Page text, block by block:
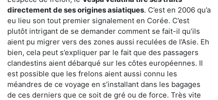
directement de ses origines asiatiques. C’est en 2006 qu’a
eu lieu son tout premier signalement en Corée. C’est
plutôt intrigant de se demander comment se fait-il qu’ils
aient pu migrer vers des zones aussi reculées de l’Asie. Eh
bien, cela peut s’expliquer par le fait que des passagers
clandestins aient débarqué sur les côtes européennes. Il
est possible que les frelons aient aussi connu les
méandres de ce voyage en s’installant dans les bagages
de ces derniers que ce soit de gré ou de force. Très vite